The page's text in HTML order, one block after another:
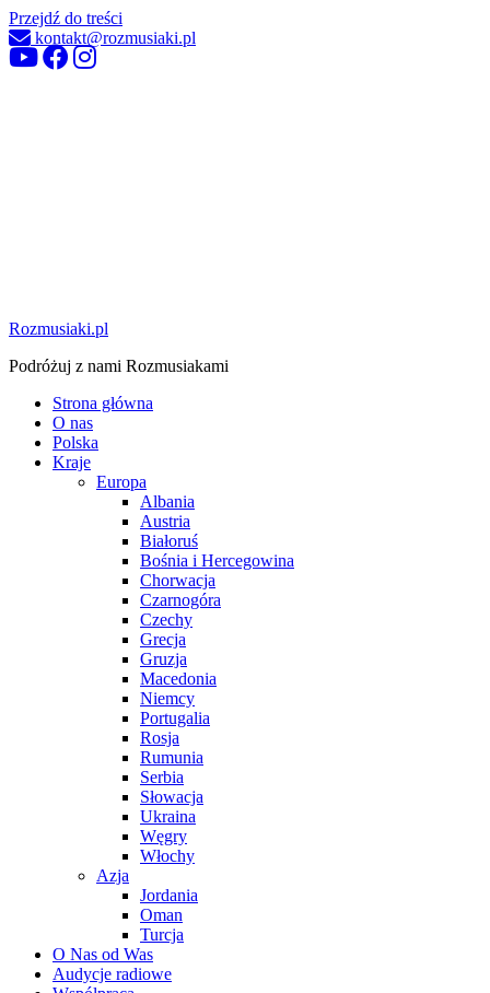
Przejdź do treści
kontakt@rozmusiaki.pl
Rozmusiaki.pl
Podróżuj z nami Rozmusiakami
Strona główna
O nas
Polska
Kraje
Europa
Albania
Austria
Białoruś
Bośnia i Hercegowina
Chorwacja
Czarnogóra
Czechy
Grecja
Gruzja
Macedonia
Niemcy
Portugalia
Rosja
Rumunia
Serbia
Słowacja
Ukraina
Węgry
Włochy
Azja
Jordania
Oman
Turcja
O Nas od Was
Audycje radiowe